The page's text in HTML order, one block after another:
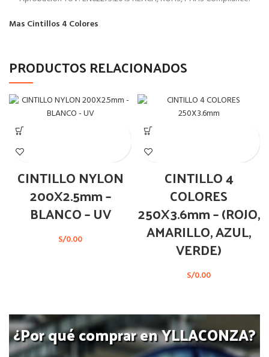
Mas Cintillos 4 Colores
PRODUCTOS RELACIONADOS
CINTILLO NYLON
200X2.5mm –
BLANCO – UV
S/0.00
CINTILLO 4
COLORES
250X3.6mm – (ROJO,
AMARILLO, AZUL,
VERDE)
S/0.00
¿Por qué comprar en YLLACONZA?